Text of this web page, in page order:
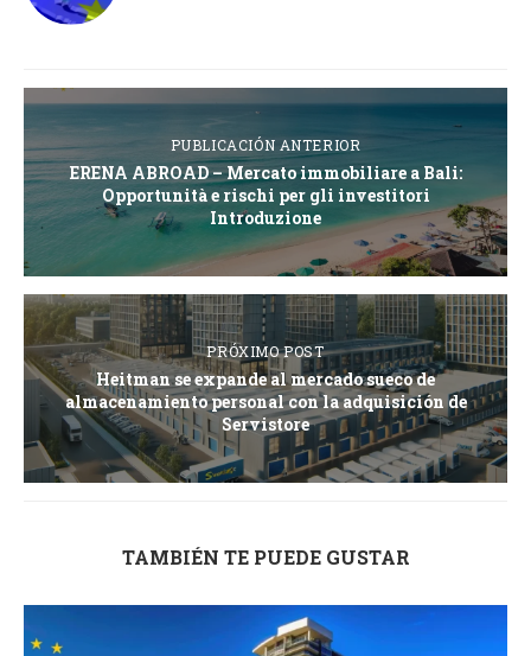
PUBLICACIÓN ANTERIOR
ERENA ABROAD – Mercato immobiliare a Bali:
Opportunità e rischi per gli investitori
Introduzione
PRÓXIMO POST
Heitman se expande al mercado sueco de
almacenamiento personal con la adquisición de
Servistore
TAMBIÉN TE PUEDE GUSTAR